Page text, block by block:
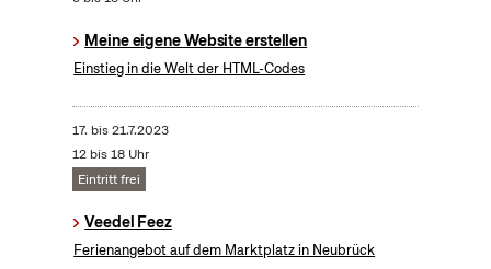
Meine eigene Website erstellen
Einstieg in die Welt der HTML-Codes
17. bis21.7.2023
12 bis 18 Uhr
Eintritt frei
Veedel Feez
Ferienangebot auf dem Marktplatz in Neubrück